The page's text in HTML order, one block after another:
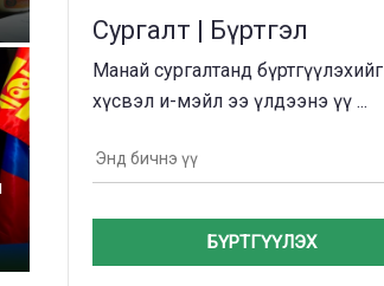
Сургалт | Бүртгэл
Манай сургалтанд бүртгүүлэхийг
хүсвэл и-мэйл ээ үлдээнэ үү ...
БҮРТГҮҮЛЭХ